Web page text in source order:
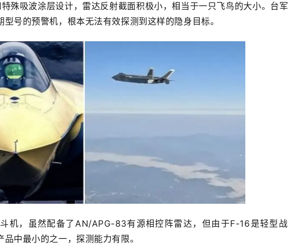
殊吸波涂层设计，雷达反射截面积极小，相当于一只飞鸟的大小。台
号的预警机，根本无法有效探测到这样的隐身目标。
机，虽然配备了AN/APG-83有源相控阵雷达，但由于F-16是轻型
中最小的之一，探测能力有限。